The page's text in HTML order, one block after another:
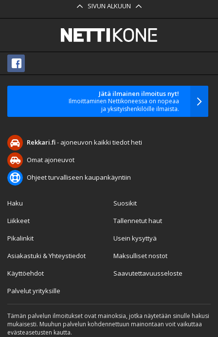
SIVUN ALKUUN
Jätä ilmainen ilmoitus nyt!
Ilmoittaminen Nettikoneessa on nopeaa
ja yksityishenkilöille ilmaista.
Rekkari.fi- ajoneuvon kaikki tiedot heti
Omat ajoneuvot
Ohjeet turvalliseen kaupankäyntiin
Haku
Liikkeet
Pikalinkit
Asiakastuki & Yhteystiedot
Käyttöehdot
Palvelut yrityksille
Suosikit
Tallennetut haut
Usein kysyttyä
Maksulliset nostot
Saavutettavuusseloste
Tämän palvelun ilmoitukset ovat mainoksia, jotka näytetään sinulle hakusi
mukaisesti. Muuhun palvelun kohdennettuun mainontaan voit vaikuttaa
evästeasetusten kautta.